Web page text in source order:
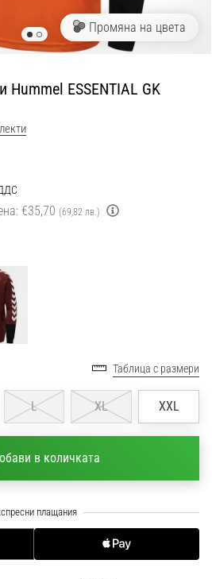
Промяна на цвета
Hummel ESSENTIAL GK
€35,70 (69,82 лв.)
Таблица с размери
L XL XXL
в количката